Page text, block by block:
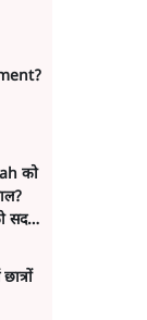
को
सदन
इसे